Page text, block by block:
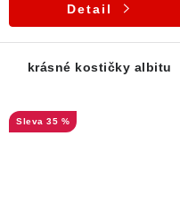
Detail
krásné kostičky albitu
35 %